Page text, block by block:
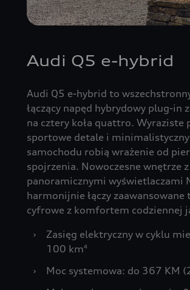
Audi Q5 e-hybrid
Audi Q5 e-hybrid to
łączący napęd hybrydowy plug-in
na cztery koła quattro. Wyraziste
sportowe detale i
samochodu robią wrażenie od
spojrzenia. Nowoczesne wnętrze z
panoramicznymi wyświetlaczami
harmonijnie łączy
cyfrowe z komfortem codziennej
›
Zasięg elektryczny w cyklu
100 km4
›
Moc systemowa: do 367 KM